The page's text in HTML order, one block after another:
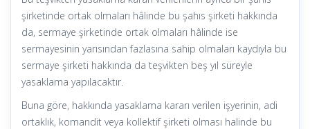
şirketinde ortak olmaları hâlinde bu şahıs şirketi hakkında
da, sermaye şirketinde ortak olmaları hâlinde ise
sermayesinin yarısından fazlasına sahip olmaları kaydıyla bu
sermaye şirketi hakkında da teşvikten beş yıl süreyle
yasaklama yapılacaktır.
Buna göre, hakkında yasaklama kararı verilen işyerinin, adi
ortaklık, komandit veya kollektif şirketi olması halinde bu